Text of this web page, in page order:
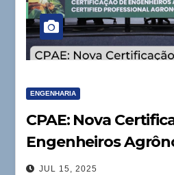
ENGENHARIA
CPAE: Nova
Engenheiros
Brasileiros ao
JUL 15, 2025